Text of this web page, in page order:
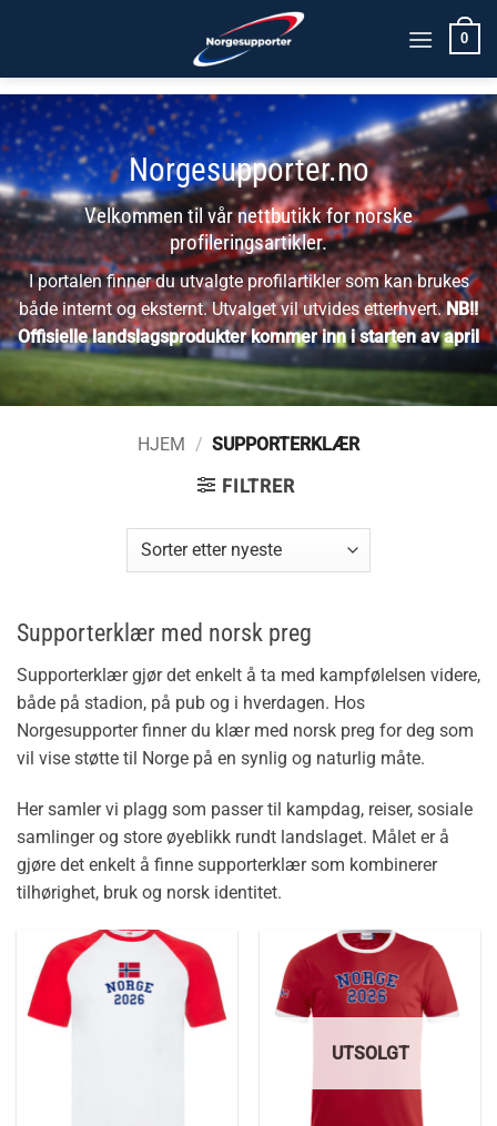
0
Norgesupporter.no
Velkommen til vår nettbutikk for norske
profileringsartikler.
I portalen finner du utvalgte profilartikler som kan brukes
både internt og eksternt. Utvalget vil utvides etterhvert.NB!!
Offisielle landslagsprodukter kommer inn i starten av april
HJEM / SUPPORTERKLÆR
FILTRER
Supporterklær med norsk preg
Supporterklær gjør det enkelt å ta med kampfølelsen videre,
både på stadion, på pub og i hverdagen. Hos
Norgesupporter finner du klær med norsk preg for deg som
vil vise støtte til Norge på en synlig og naturlig måte.
Her samler vi plagg som passer til kampdag, reiser, sosiale
samlinger og store øyeblikk rundt landslaget. Målet er å
gjøre det enkelt å finne supporterklær som kombinerer
tilhørighet, bruk og norsk identitet.
UTSOLGT